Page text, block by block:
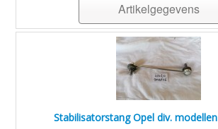
Artikelgegevens
Stabilisatorstang Opel div. modellen